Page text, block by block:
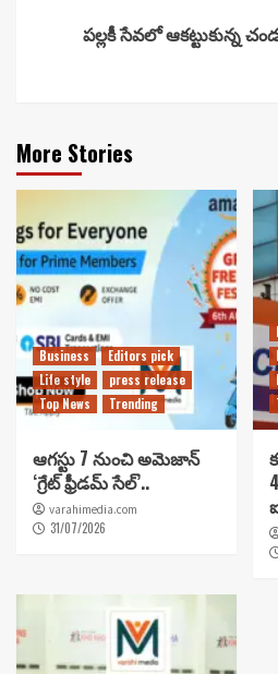
పల్లకీ సేవలో ఆక‌ట్టుకున్న
More Stories
Business
Editors pick
Life style
press release
Top News
Trending
ఆగస్టు 7 నుంచి అమెజాన్
‘గ్రేట్ ఫ్రీడమ్ సేల్’..
varahimedia.com
31/07/2026